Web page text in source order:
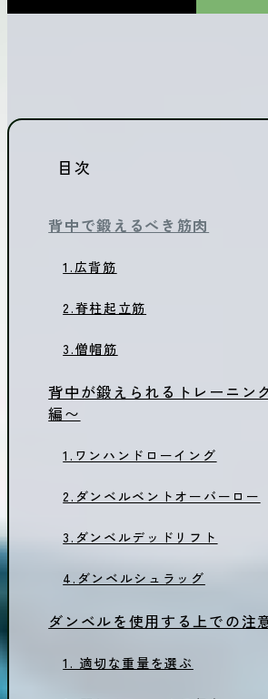
目次
背中で鍛えるべき筋肉
1.広背筋
2.脊柱起立筋
3.僧帽筋
背中が鍛えられるトレーニン
編〜
1.ワンハンドローイング
2.ダンベルベントオーバーロー
3.ダンベルデッドリフト
4.ダンベルシュラッグ
ダンベルを使用する上での注
1. 適切な重量を選ぶ